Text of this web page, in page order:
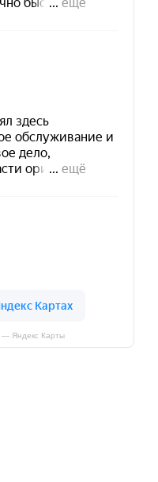
— Яндекс Карты